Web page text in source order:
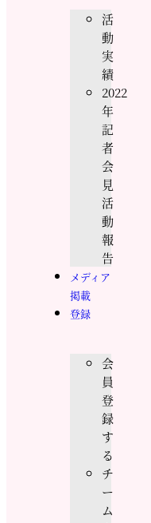
活
動
実
績
2022
年
記
者
会
見
活
動
報
告
メディア
掲載
登録
会
員
登
録
す
る
チ
ー
ム